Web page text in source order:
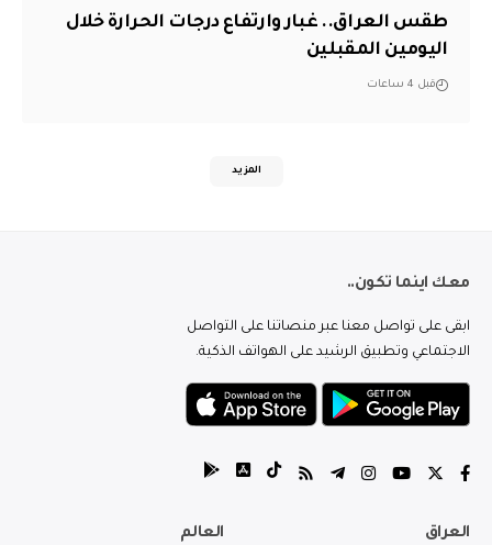
طقس العراق.. غبار وارتفاع درجات الحرارة خلال
اليومين المقبلين
قبل 4 ساعات
المزيد
معك اينما تكون..
ابقى على تواصل معنا عبر منصاتنا على التواصل
الاجتماعي وتطبيق الرشيد على الهواتف الذكية.
العراق العالم